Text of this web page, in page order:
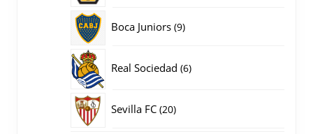
Boca Juniors 99
Real Sociedad 66
Sevilla FC 2020